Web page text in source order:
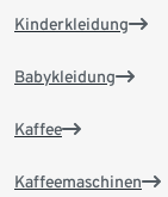
Kinderkleidung
Babykleidung
Kaffee
Kaffeemaschinen